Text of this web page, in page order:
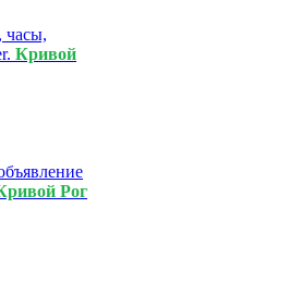
часы,
Кривой
Рог